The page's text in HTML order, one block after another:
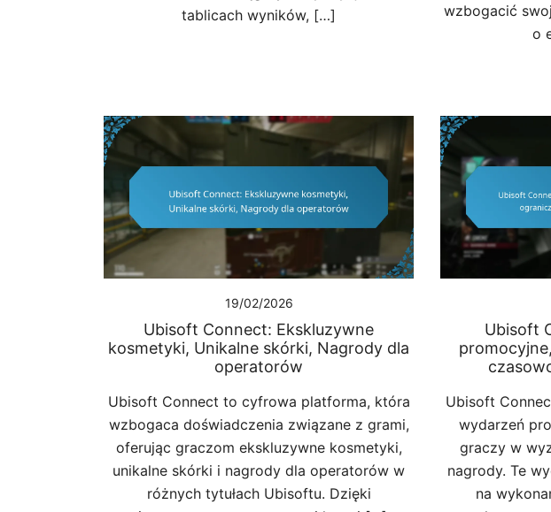
tablicach wyników, […]
wzbogacić
o
19/02/2026
Ubisoft Connect: Ekskluzywne
kosmetyki, Unikalne skórki, Nagrody dla
operatorów
Ubisoft Connect to cyfrowa platforma, która
wzbogaca doświadczenia związane z grami,
oferując graczom ekskluzywne kosmetyki,
unikalne skórki i nagrody dla operatorów w
różnych tytułach Ubisoftu. Dzięki
Ubisoft
Ubisoft
wydarzeń
graczy w
nagrody. Te
na